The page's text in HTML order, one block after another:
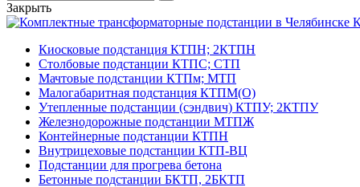
Закрыть
Киосковые подстанция КТПН; 2КТПН
Столбовые подстанции КТПС; СТП
Мачтовые подстанции КТПм; МТП
Малогабаритная подстанция КТПМ(О)
Утепленные подстанции (сэндвич) КТПУ; 2КТПУ
Железнодорожные подстанции МТПЖ
Контейнерные подстанции КТПН
Внутрицеховые подстанции КТП-ВЦ
Подстанции для прогрева бетона
Бетонные подстанции БКТП, 2БКТП